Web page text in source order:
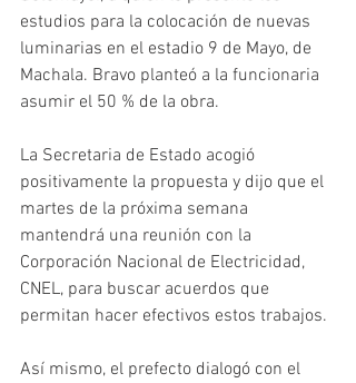
estudios para la colocación de nuevas
luminarias en el estadio 9 de Mayo, de
Machala. Bravo planteó a la funcionaria
asumir el 50 % de la obra.
La Secretaria de Estado acogió
positivamente la propuesta y dijo que el
martes de la próxima semana
mantendrá una reunión con la
Corporación Nacional de Electricidad,
CNEL, para buscar acuerdos que
permitan hacer efectivos estos trabajos.
Así mismo, el prefecto dialogó con el